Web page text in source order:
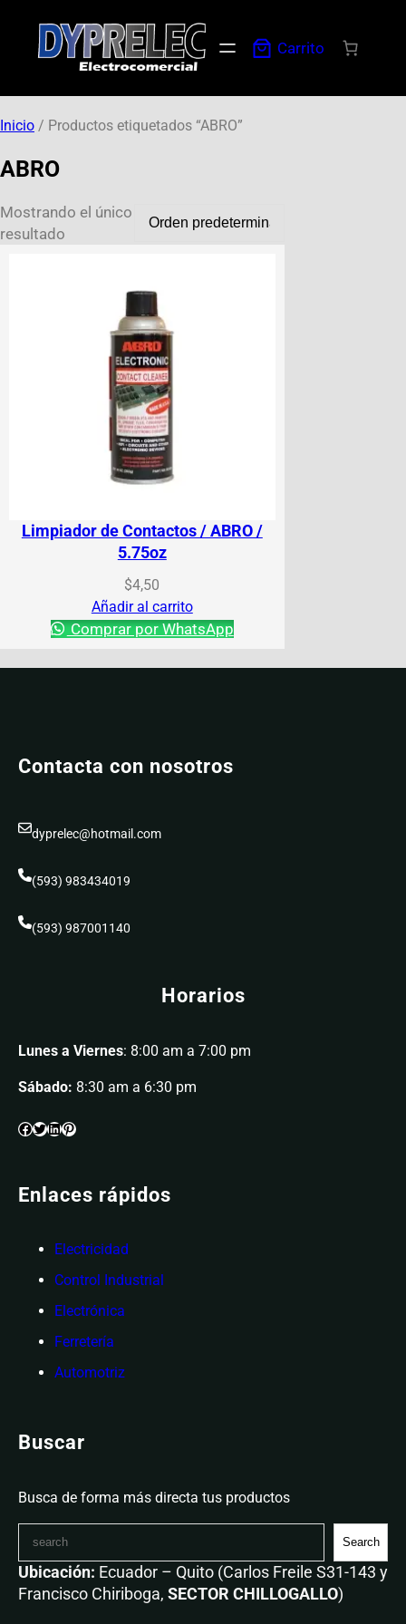
Carrito
Inicio / Productos etiquetados “ABRO”
ABRO
Mostrando el único
resultado
Limpiador de Contactos / ABRO /
5.75oz
$4,50
Añadir al carrito
Comprar por WhatsApp
Contacta con nosotros
dyprelec@hotmail.com
(593) 983434019
(593) 987001140
Horarios
Lunes a Viernes: 8:00 am a 7:00 pm
Sábado: 8:30 am a 6:30 pm
Enlaces rápidos
Electricidad
Control Industrial
Electrónica
Ferretería
Automotriz
Buscar
Busca de forma más directa tus productos
Search
Ubicación: Ecuador – Quito (Carlos Freile S31-143 y
Francisco Chiriboga, SECTOR CHILLOGALLO)